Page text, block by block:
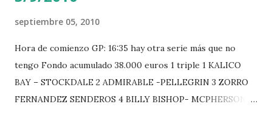
septiembre 05, 2010
Hora de comienzo GP: 16:35 hay otra serie más que no
tengo Fondo acumulado 38.000 euros 1 triple 1 KALICO
BAY – STOCKDALE 2 ADMIRABLE -PELLEGRIN 3 ZORRO
FERNANDEZ SENDEROS 4 BILLY BISHOP- MCPHERSON 5